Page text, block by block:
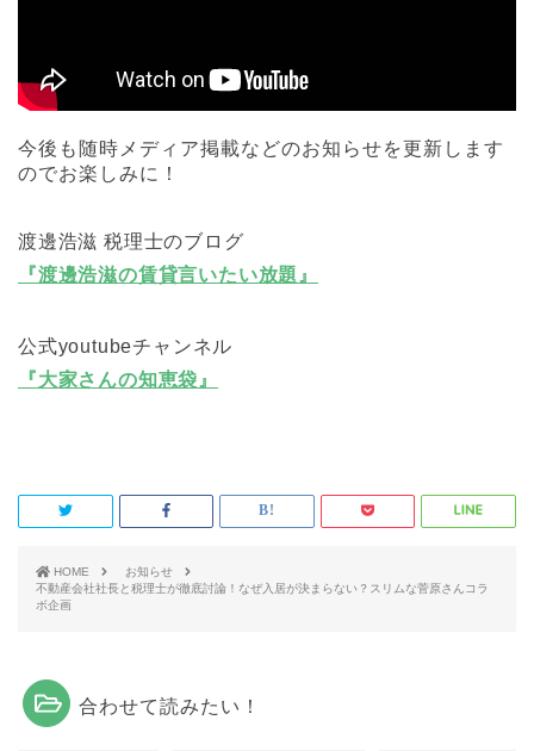
今後も随時メディア掲載などのお知らせを更新します
のでお楽しみに！
渡邊浩滋 税理士のブログ
『渡邊浩滋の賃貸言いたい放題』
公式youtubeチャンネル
『大家さんの知恵袋』
HOME
お知らせ
不動産会社社長と税理士が徹底討論！なぜ入居が決まらない？スリムな菅原さんコラ
ボ企画
合わせて読みたい！